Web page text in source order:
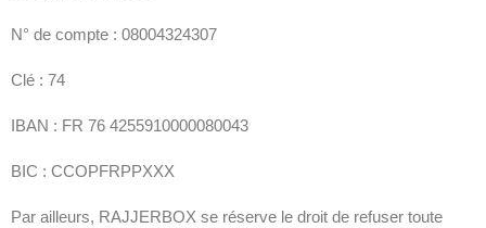
N° de compte : 08004324307
Clé : 74
IBAN : FR 76 4255910000080043
BIC : CCOPFRPPXXX
Par ailleurs, RAJJERBOX se réserve le droit de refuser toute